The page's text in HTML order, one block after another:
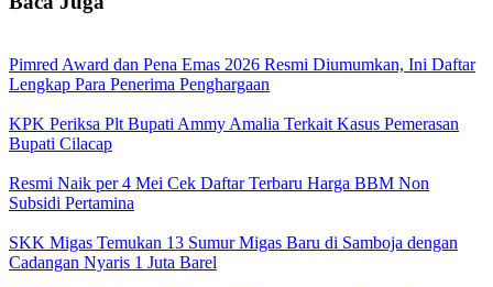
Pimred Award dan Pena Emas 2026 Resmi Diumumkan, Ini Daftar
Lengkap Para Penerima Penghargaan
KPK Periksa Plt Bupati Ammy Amalia Terkait Kasus Pemerasan
Bupati Cilacap
Resmi Naik per 4 Mei Cek Daftar Terbaru Harga BBM Non
Subsidi Pertamina
SKK Migas Temukan 13 Sumur Migas Baru di Samboja dengan
Cadangan Nyaris 1 Juta Barel